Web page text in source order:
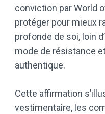
conviction par World
protéger pour mieux
profonde de soi, loin
mode de résistance
authentique.
Cette affirmation
vestimentaire, les